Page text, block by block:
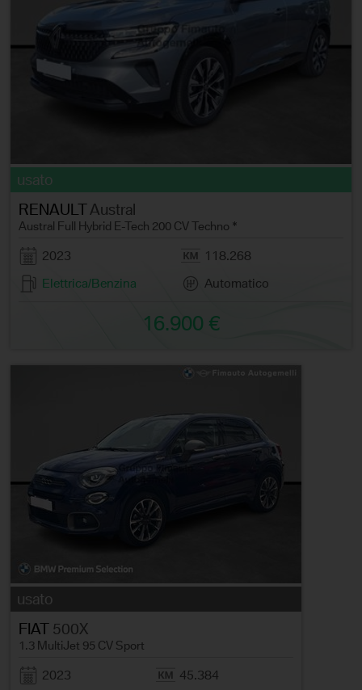
usato
RENAULTAustral
Austral Full Hybrid E-Tech 200 CV Techno *
2023
118.268
Elettrica/Benzina
Automatico
16.900 €
usato
FIAT 500X
1.3 MultiJet 95 CV Sport
2023
45.384